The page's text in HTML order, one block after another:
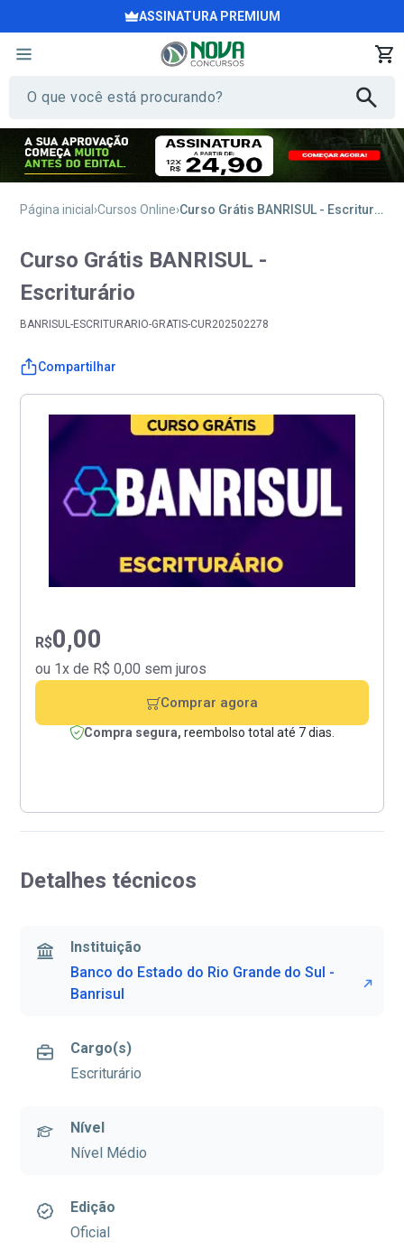
ASSINATURA PREMIUM
Página inicial Cursos Online Curso Grátis BANRISUL - Escriturário
Curso Grátis BANRISUL -
Escriturário
BANRISUL-ESCRITURARIO-GRATIS-CUR202502278
Compartilhar
Detalhes técnicos
Instituição
Banco do Estado do Rio Grande do Sul -
Banrisul
Cargo(s)
Escriturário
Nível
Nível Médio
Edição
Oficial
R$0,00
ou 1x de R$ 0,00 sem juros
Comprar agora
Compra segura, reembolso total até 7 dias.